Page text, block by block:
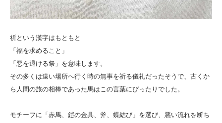
祈という漢字はもともと
「福を求めること」
「悪を退ける祭」を意味します。
その多くは遠い場所へ行く時の無事を祈る儀礼だったそうで、古くか
ら人間の旅の相棒であった馬はこの言葉にぴったりでした。
モチーフに「赤馬、鎧の金具、斧、蝶結び」を選び、悪い流れを断ち